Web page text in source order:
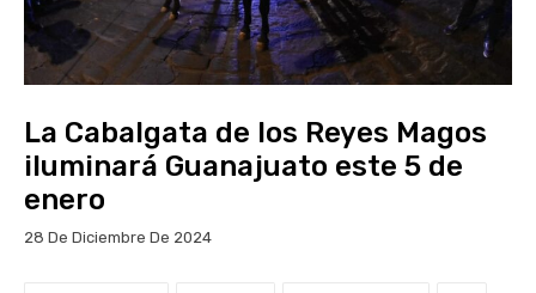
La Cabalgata de los Reyes Magos
iluminará Guanajuato este 5 de
enero
28 De Diciembre De 2024